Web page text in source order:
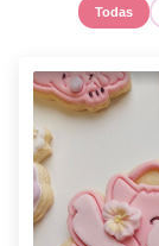
Todas